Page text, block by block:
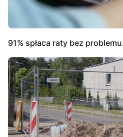
91% spłaca raty bez